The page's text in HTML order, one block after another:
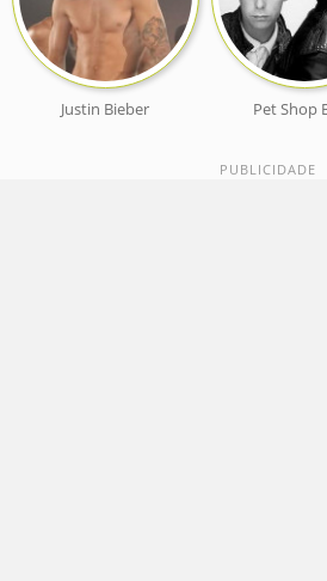
Justin Bieber Pet Shop